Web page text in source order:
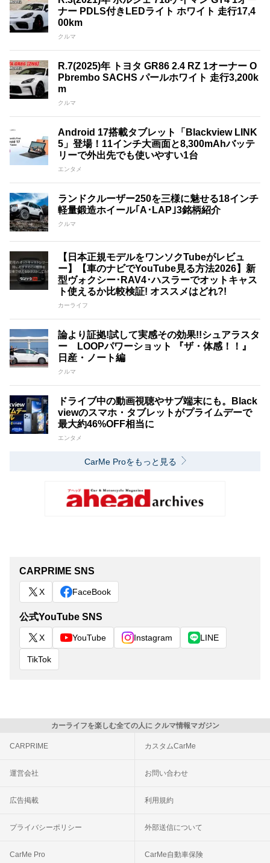
ナー PDLS付きLEDライト ホワイト 走行17,4
00km
クルマ
R.7(2025)年 トヨタ GR86 2.4 RZ 1オーナー O
Pbrembo SACHS パールホワイト 走行3,200k
m
クルマ
Android 17搭載タブレット「Blackview LINK
5」登場！11インチ大画面と8,300mAhバッテ
リーで外出先でも使いやすい1台
エンタメ
ランドクルーザー250を三様に魅せる18インチ
軽量鍛造ホイール｢A･LAP｣3銘柄紹介
クルマ
【日本正規モデルをワンソクTubeがレビュ
ー】【車のナビでYouTube見る方法2026】新
型ヴォクシー･RAV4･ハスラーでオットキャス
ト使えるか比較検証! オススメはどれ?!
カーライフ
論より証拠!試して実感その効果!!シュアラスタ
ー LOOPパワーショット 『ザ・体感！！』
日産・ノート編
クルマ
ドライブ中の動画視聴やサブ端末にも。Black
viewのスマホ・タブレットがプライムデーで
最大約46%OFF相当に
エンタメ
CarMe Proをもっと見る
CARPRIME SNS
X FaceBook
公式YouTube SNS
X YouTube Instagram LINE
TikTok
カーライフを楽しむ全ての人に クルマ情報マガジン
CARPRIME カスタムCarMe
運営会社 お問い合わせ
広告掲載 利用規約
プライバシーポリシー 外部送信について
CarMe Pro CarMe自動車保険